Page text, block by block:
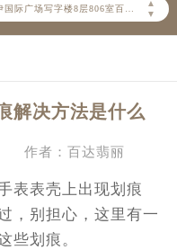
▲
▼
上海市徐汇区虹桥路3号港汇中心2座37层3705室百达翡丽售后服务中心（需提前预约）
解决方法是什么
作者：百达翡丽
表壳上出现划痕
，别担心，这里有一
些划痕。